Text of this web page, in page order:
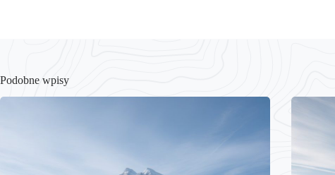
Podobne wpisy